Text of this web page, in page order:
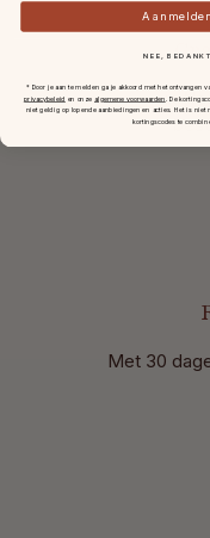
in
Met 30
Aanmelden
NEE, BEDANKT
* Door je aan te melden ga je akkoord met het ontvangen
privacybeleid en onze algemene voorwaarden .De
niet geldig op lopende aanbiedingen en acties. Het is niet
kortingscodes te